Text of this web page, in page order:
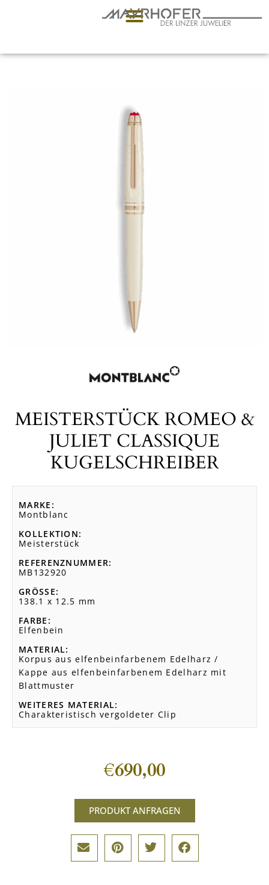
MEISTERSTÜCK ROMEO &
JULIET CLASSIQUE
KUGELSCHREIBER
MARKE
Montblanc
KOLLEKTION
Meisterstück
REFERENZNUMMER
MB132920
GRÖSSE
138.1 x 12.5 mm
FARBE
Elfenbein
MATERIAL
Korpus aus elfenbeinfarbenem Edelharz /
Kappe aus elfenbeinfarbenem Edelharz mit
Blattmuster
WEITERES MATERIAL
Charakteristisch vergoldeter Clip
€690,00
PRODUKT ANFRAGEN